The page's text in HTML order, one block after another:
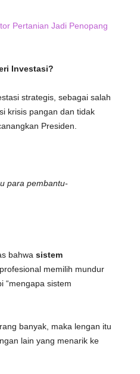
Pertanian Jadi Penopang
Investasi?
strategis, sebagai salah
krisis pangan dan tidak
Presiden.
para pembantu-
bahwa sistem
memilih mundur
“mengapa sistem
banyak, maka lengan itu
lain yang menarik ke